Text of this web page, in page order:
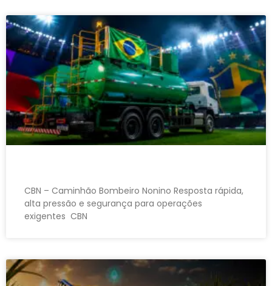
CBN – Caminhão Bombeiro Nonino Resposta rápida,
alta pressão e segurança para operações
exigentes CBN